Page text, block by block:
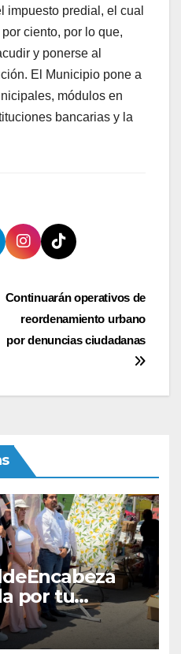
impuesto predial, el cual
ciento, por lo que,
y ponerse al
El Municipio pone a
módulos en
bancarias y la
Continuarán operativos de
reordenamiento urbano
por denuncias ciudadanas
por tu